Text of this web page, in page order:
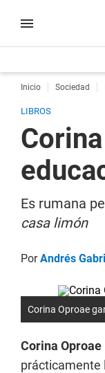
Inicio Sociedad
LIBROS
Es rumana
casa limón
PorAndrés
Corina Oproae
Corina Oproae
prácticamente